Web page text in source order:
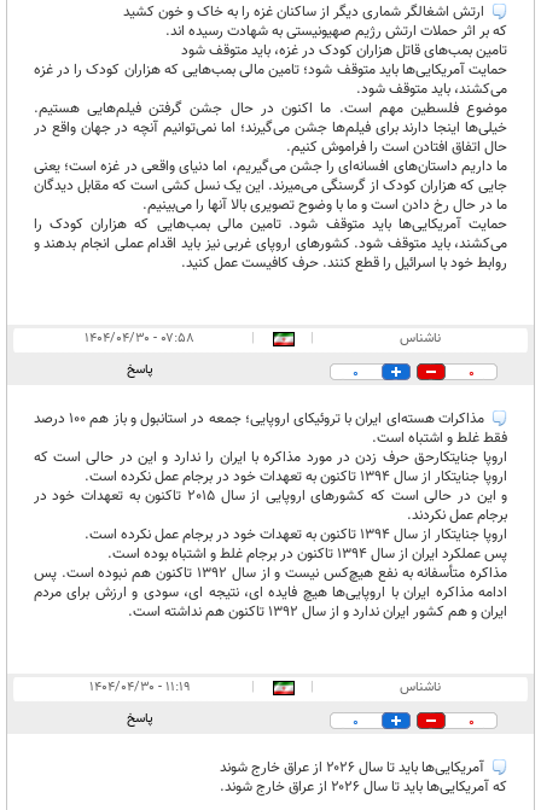
ارتش اشغالگر شماری دیگر از ساکنان غزه را به خاک و خون کشید
که بر اثر حملات ارتش رژیم صهیونیستی به شهادت رسیده اند.
تامین بمب‌های قاتل هزاران کودک در غزه، باید متوقف شود
حمایت آمریکایی‌ها باید متوقف شود؛ تامین مالی بمب‌هایی که هزاران کودک را در غزه
می‌کشند، باید متوقف شود.
موضوع فلسطین مهم است. ما اکنون در حال جشن گرفتن فیلم‌هایی هستیم.
خیلی‌ها اینجا دارند برای فیلم‌ها جشن می‌گیرند؛ اما نمی‌توانیم آنچه در جهان واقع در
حال اتفاق افتادن است را فراموش کنیم.
ما داریم داستان‌های افسانه‌ای را جشن می‌گیریم، اما دنیای واقعی در غزه است؛ یعنی
جایی که هزاران کودک از گرسنگی می‌میرند. این یک نسل کشی است که مقابل دیدگان
ما در حال رخ دادن است و ما با وضوح تصویری بالا آنها را می‌بینیم.
حمایت آمریکایی‌ها باید متوقف شود. تامین مالی بمب‌هایی که هزاران کودک را
می‌کشند، باید متوقف شود. کشورهای اروپای غربی نیز باید اقدام عملی انجام بدهند و
روابط خود با اسرائیل را قطع کنند. حرف کافیست عمل کنید.
ناشناس |
|
۰۷:۵۸ - ۱۴۰۴/۰۴/۳۰
0
0 پاسخ
مذاکرات هسته‌ای ایران با تروئیکای اروپایی؛ جمعه در استانبول و باز هم 100 درصد
فقط غلط و اشتباه است.
اروپا جنایتکارحق حرف زدن در مورد مذاکره با ایران را ندارد و این در حالی است که
اروپا جنایتکار از سال 1394 تاکنون به تعهدات خود در برجام عمل نکرده است.
و این در حالی است که کشورهای اروپایی از سال 2015 تاکنون به تعهدات خود در
برجام عمل نکردند.
اروپا جنایتکار از سال 1394 تاکنون به تعهدات خود در برجام عمل نکرده است.
پس عملکرد ایران از سال 1394 تاکنون در برجام غلط و اشتباه بوده است.
مذاکره متأسفانه به نفع هیچ‌کس نیست و از سال 1392 تاکنون هم نبوده است. پس
ادامه مذاکره ایران با اروپایی‌ها هیچ فایده ای، نتیجه ای، سودی و ارزش برای مردم
ایران و هم کشور ایران ندارد و از سال 1392 تاکنون هم نداشته است.
ناشناس |
|
۱۱:۱۹ - ۱۴۰۴/۰۴/۳۰
0
0 پاسخ
آمریکایی‌ها باید تا سال ۲۰۲۶ از عراق خارج شوند
که آمریکایی‌ها باید تا سال ۲۰۲۶ از عراق خارج شوند.